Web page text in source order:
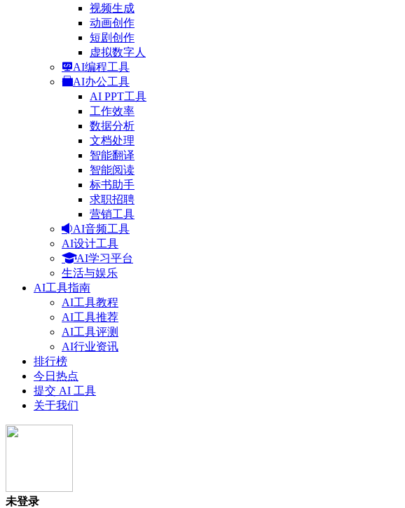
视频生成
动画创作
短剧创作
虚拟数字人
AI编程工具
AI办公工具
AI PPT工具
工作效率
数据分析
文档处理
智能翻译
智能阅读
标书助手
求职招聘
营销工具
AI音频工具
AI设计工具
AI学习平台
生活与娱乐
AI工具指南
AI工具教程
AI工具推荐
AI工具评测
AI行业资讯
排行榜
今日热点
提交 AI 工具
关于我们
未登录